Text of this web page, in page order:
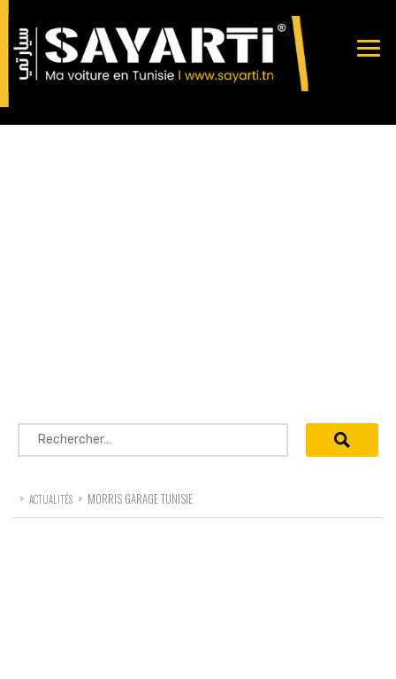
Rechercher :
> ACTUALITÉS > MORRIS GARAGE TUNISIE